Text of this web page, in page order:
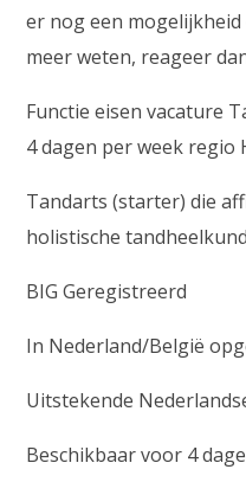
er nog een
meer weten, reageer
Functie eisen vacature
4 dagen per week regio
Tandarts (starter) die
holistische
BIG Geregistreerd
In Nederland/België
Uitstekende
Beschikbaar voor 4